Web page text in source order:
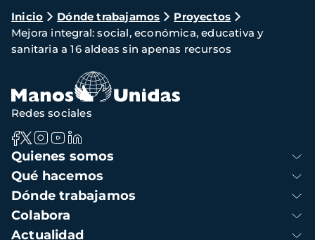
Ruta
de
navegación
Inicio Dónde trabajamos
Proyectos
Mejora integral: social, económica, educativa y
sanitaria a 16 aldeas sin apenas recursos
Navegación
principal
Quienes somos
Qué hacemos
Dónde trabajamos
Colabora
Actualidad
Redes sociales